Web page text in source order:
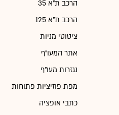
הרכב ת"א 35
הרכב ת"א 125
ציטוטי מניות
אתר המעו"ף
נגזרות מעו"ף
מפת פוזיציות פתוחות
כתבי אופציה